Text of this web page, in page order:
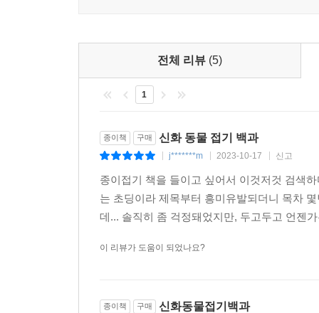
전체 리뷰 (5)
1
종이책 구매 신화 동물 접기 백과
j*******m 2023-10-17 신고
종이접기 책을 들이고 싶어서 이것저것 검색
는 초딩이라 제목부터 흥미유발되더니 목차
데... 솔직히 좀 걱정돼었지만, 두고두고 언젠
이 리뷰가 도움이 되었나요?
종이책 구매 신화동물접기백과